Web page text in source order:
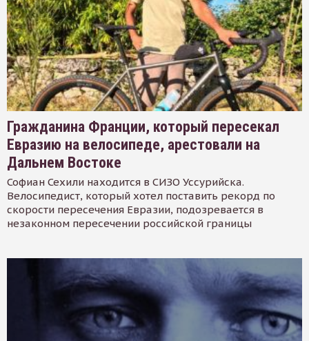
Гражданина Франции, который пересекал
Евразию на велосипеде, арестовали на
Дальнем Востоке
Софиан Сехили находится в СИЗО Уссурийска.
Велосипедист, который хотел поставить рекорд по
скорости пересечения Евразии, подозревается в
незаконном пересечении российской границы